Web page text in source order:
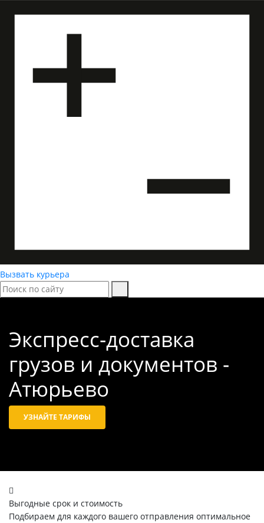
Вызвать курьера
Экспресс-доставка
грузов и документов -
Атюрьево
УЗНАЙТЕ ТАРИФЫ
Выгодные срок и стоимость
Подбираем для каждого вашего отправления оптимальное